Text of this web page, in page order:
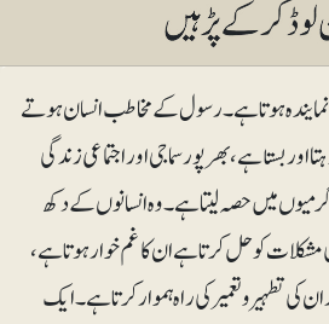
ہوتا ہے۔رسول کے مخاطب انسان ہوتے
بستا ہے، بھرپور سماجی اور اجتماعی زندگی
میں حصہ لیتا ہے۔ وہ انسانوں کے دکھ
کو حل کرتا ہے ان کا غم خوارہوتا ہے،
کی تطہیر و تعمیر کی راہ ہموار کرتا ہے ۔ ایک